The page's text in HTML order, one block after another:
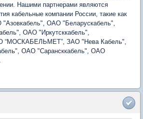
Нашими партнерами являются
кабельные компании России, такие как
ОАО "Беларускабель",
ОАО "Иркутсккабель",
“МОСКАБЕЛЬМЕТ”, ЗАО "Нева Кабель",
ОАО "Сарансккабель", ОАО